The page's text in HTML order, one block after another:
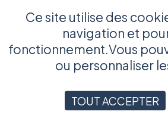
Ce site utilise des
navigation et
fonctionnement.Vous
ou personnaliser
TOUT ACCEPTER